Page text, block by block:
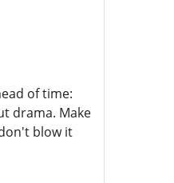
of time:
drama. Make
blow it